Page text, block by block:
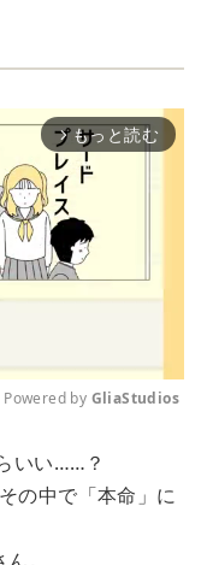
arrow_forward_ios もっと読む
t
Powered by GliaStudios
いい……？
の中で「本命」に